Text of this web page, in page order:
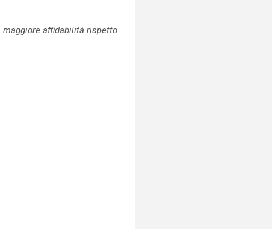
maggiore affidabilità rispetto